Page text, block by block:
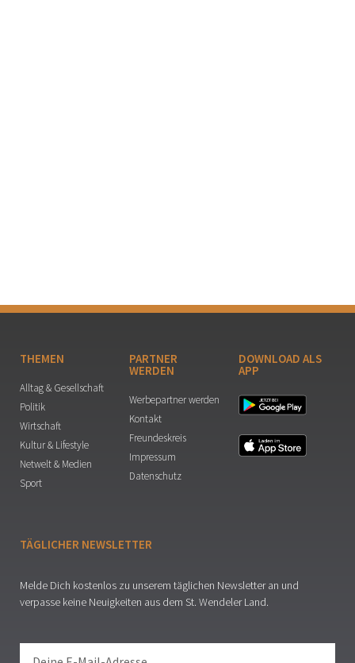
THEMEN
Alltag & Gesellschaft
Politik
Wirtschaft
Kultur & Lifestyle
Netwelt & Medien
Sport
PARTNER
WERDEN
Werbepartner werden
Kontakt
Freundeskreis
Impressum
Datenschutz
DOWNLOAD ALS
APP
TÄGLICHER NEWSLETTER
Melde Dich kostenlos zu unserem täglichen Newsletter an und
verpasse keine Neuigkeiten aus dem St. Wendeler Land.